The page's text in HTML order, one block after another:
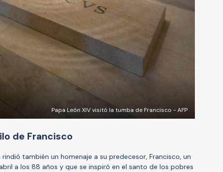
Papa León XIV visitó la tumba de Francisco - AFP
de Francisco
también un homenaje a su predecesor, Francisco, un
a los 88 años y que se inspiró en el santo de los pobres